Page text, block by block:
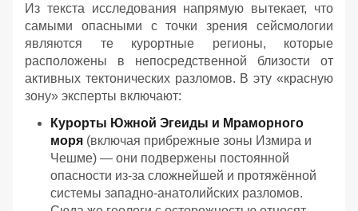
Из текста исследования напрямую вытекает, что
самыми опасными с точки зрения сейсмологии
являются те курортные регионы, которые
расположены в непосредственной близости от
активных тектонических разломов. В эту «красную
зону» эксперты включают:
Курорты Южной Эгеиды и Мраморного
моря (включая прибрежные зоны Измира и
Чешме) — они подвержены постоянной
опасности из-за сложнейшей и протяжённой
системы западно-анатолийских разломов.